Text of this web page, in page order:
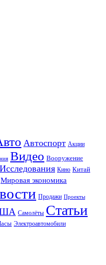
Автоспорт Акции
Видео Вооружение
Исследования Кино Китай
Мировая экономика
Продажи Проекты
Самолёты Статьи
Электроавтомобили